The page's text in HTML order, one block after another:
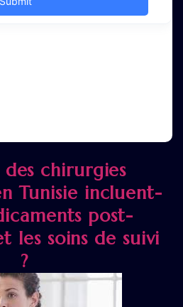
des chirurgies
Tunisie incluent-
post-
les soins de suivi
?